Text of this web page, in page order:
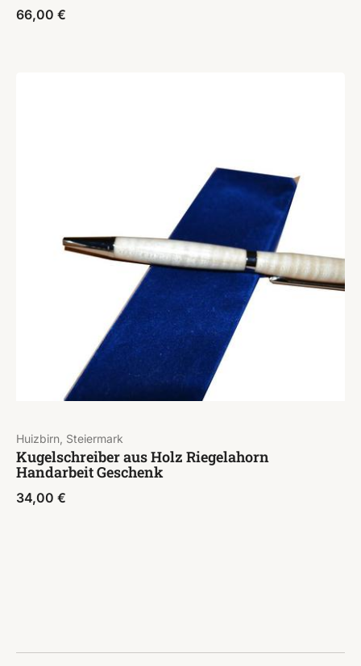
66,00 €
Huizbirn, Steiermark
Kugelschreiber aus Holz Riegelahorn
Handarbeit Geschenk
34,00 €